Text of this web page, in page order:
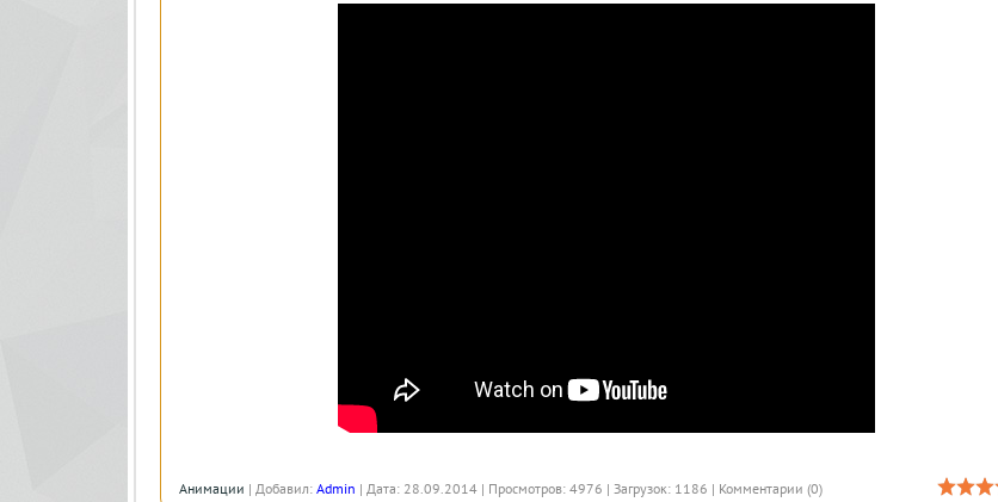
Анимации | Добавил: Admin | Дата: 28.09.2014 | Просмотров: 4976 | Загрузок: 1186 | Комментарии (0)